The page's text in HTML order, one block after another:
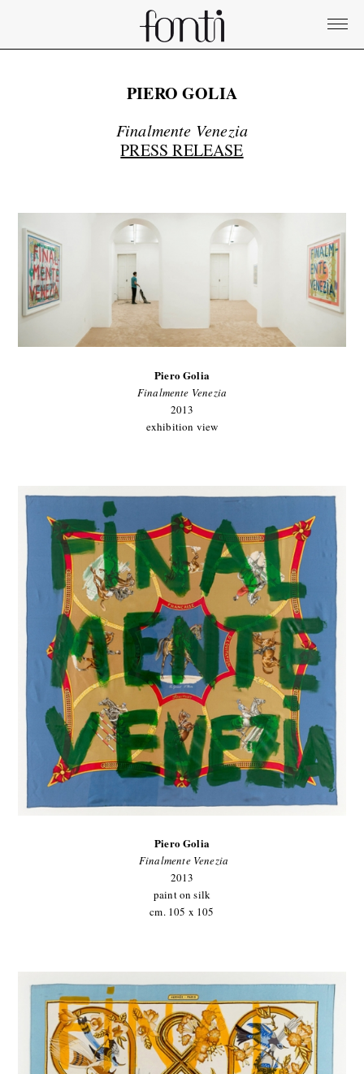
PIERO GOLIA
Finalmente Venezia
PRESS RELEASE
Piero Golia
Finalmente Venezia
2013
exhibition view
Piero Golia
Finalmente Venezia
2013
paint on silk
cm. 105 x 105